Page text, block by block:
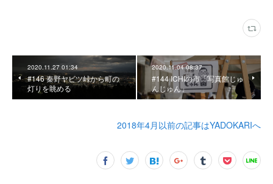
2020.11.27 01:34
#146 秦野ヤビツ峠から町の
灯りを眺める
2020.11.04 08:37
#144 ICHIの市「写真館じゅ
んじゅん」
2018年4月以前の記事はYADOKARIへ